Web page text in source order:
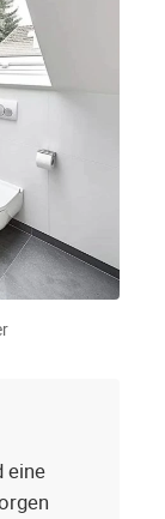
eine